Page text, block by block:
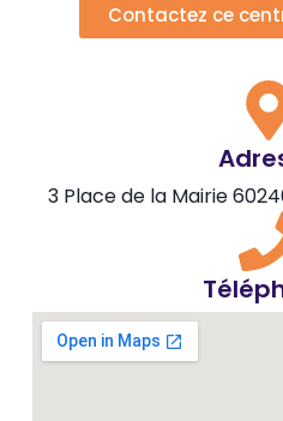
Contactez ce
3 Place de la Mairie